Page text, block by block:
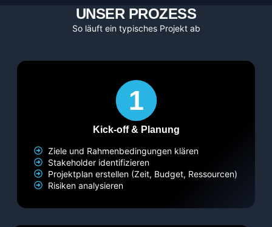
UNSER PROZESS
So läuft ein typisches Projekt ab
Kick-off & Planung
Ziele und Rahmenbedingungen klären
Stakeholder identifizieren
Projektplan erstellen (Zeit, Budget, Ressourcen)
Risiken analysieren